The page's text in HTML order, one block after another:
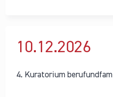
10.12.2026
4. Kuratorium